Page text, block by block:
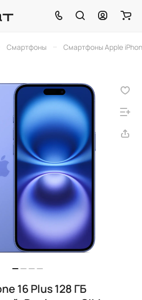
Смартфоны – Смартфоны Apple
16 Plus 128 ГБ